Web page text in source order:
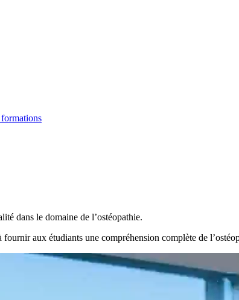
dans le domaine de l’ostéopathie.
aux étudiants une compréhension complète de